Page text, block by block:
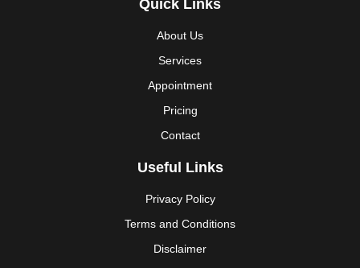
Quick Links
About Us
Services
Appointment
Pricing
Contact
Useful Links
Privacy Policy
Terms and Conditions
Disclaimer